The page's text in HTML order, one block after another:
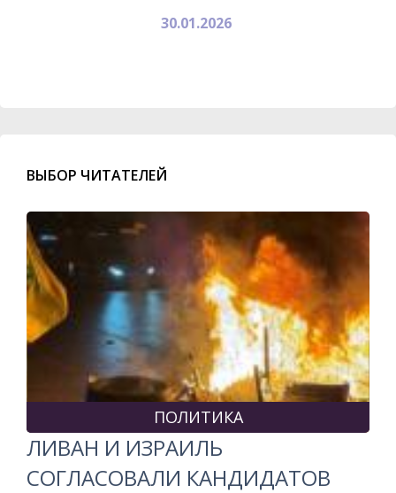
30.01.2026
ВЫБОР ЧИТАТЕЛЕЙ
ПОЛИТИКА
ЛИВАН И ИЗРАИЛЬ
СОГЛАСОВАЛИ КАНДИДАТОВ